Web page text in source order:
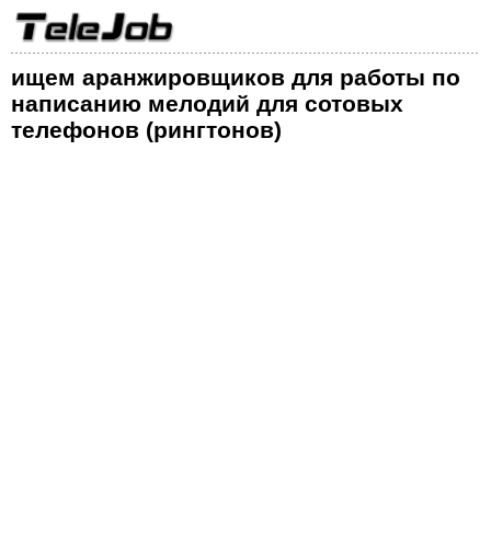
ищем аранжировщиков для работы по
написанию мелодий для сотовых
телефонов (рингтонов)